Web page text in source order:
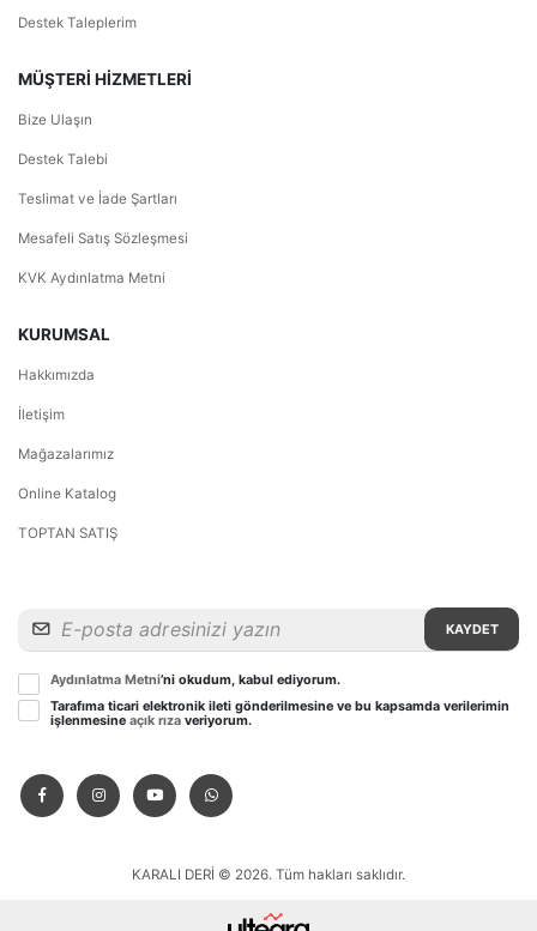
Destek Taleplerim
MÜŞTERİ HİZMETLERİ
Bize Ulaşın
Destek Talebi
Teslimat ve İade Şartları
Mesafeli Satış Sözleşmesi
KVK Aydınlatma Metni
KURUMSAL
Hakkımızda
İletişim
Mağazalarımız
Online Katalog
TOPTAN SATIŞ
KAYDET
Aydınlatma Metni’ni okudum, kabul ediyorum.
Tarafıma ticari elektronik ileti gönderilmesine ve bu kapsamda verilerimin
işlenmesine açık rıza veriyorum.
KARALI DERİ © 2026. Tüm hakları saklıdır.